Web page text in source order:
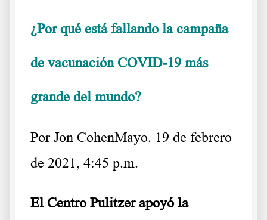
¿Por qué está fallando la campaña
de vacunación COVID-19 más
grande del mundo?
Por Jon CohenMayo. 19 de febrero
de 2021, 4:45 p.m.
El Centro Pulitzer apoyó la